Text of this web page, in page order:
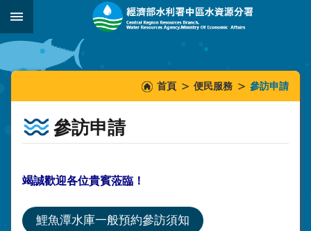
跳到主要內容區塊
:::
_
::::::
首頁 便民服務 參訪申請
參訪申請
竭誠歡迎各位貴賓蒞臨！
鯉魚潭水庫一般預約參訪須知